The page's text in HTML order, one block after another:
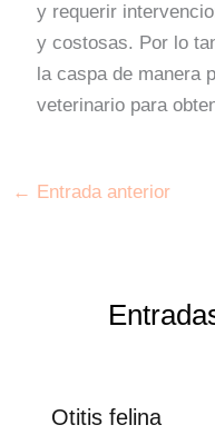
y requerir
y costosas. Por lo
la caspa de manera
veterinario para
← Entrada anterior
Otitis felina